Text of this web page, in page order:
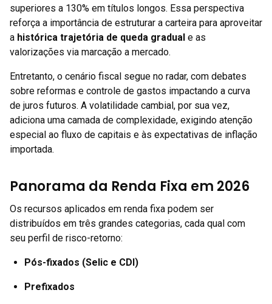
superiores a 130% em títulos longos. Essa perspectiva
reforça a importância de estruturar a carteira para aproveitar
a histórica trajetória de queda gradual e as
valorizações via marcação a mercado.
Entretanto, o cenário fiscal segue no radar, com debates
sobre reformas e controle de gastos impactando a curva
de juros futuros. A volatilidade cambial, por sua vez,
adiciona uma camada de complexidade, exigindo atenção
especial ao fluxo de capitais e às expectativas de inflação
importada.
Panorama da Renda Fixa em 2026
Os recursos aplicados em renda fixa podem ser
distribuídos em três grandes categorias, cada qual com
seu perfil de risco-retorno:
Pós-fixados (Selic e CDI)
Prefixados